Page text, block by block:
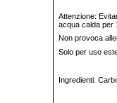
Attenzione:
acqua calda per
Non provoca
Solo per uso
Ingredienti: